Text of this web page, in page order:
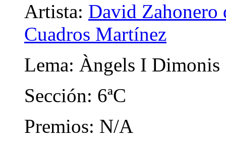
Artista: David Zahonero
Cuadros Martínez
Lema: Àngels I Dimonis
Sección: 6ªC
Premios: N/A